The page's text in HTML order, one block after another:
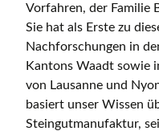
Vorfahren, der Familie
Sie hat als Erste zu
Nachforschungen in
Kantons Waadt sowie
von Lausanne und
basiert unser Wissen
Steingutmanufaktur,